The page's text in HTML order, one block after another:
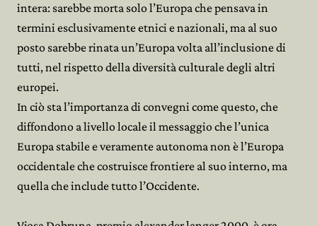
intera: sarebbe morta solo l’Europa che pensava in
termini esclusivamente etnici e nazionali, ma al suo
posto sarebbe rinata un’Europa volta all’inclusione di
tutti, nel rispetto della diversità culturale degli altri
europei.
In ciò sta l’importanza di convegni come questo, che
diffondono a livello locale il messaggio che l’unica
Europa stabile e veramente autonoma non è l’Europa
occidentale che costruisce frontiere al suo interno, ma
quella che include tutto l’Occidente.